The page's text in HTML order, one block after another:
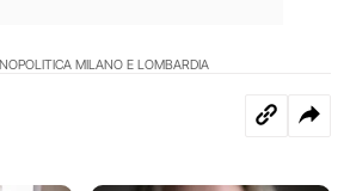
POLITICA MILANO E LOMBARDIA